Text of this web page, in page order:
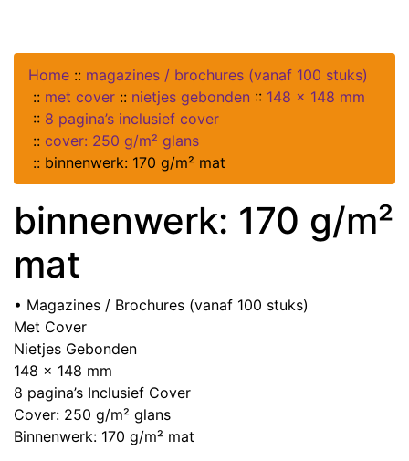
Home :: magazines / brochures (vanaf 100 stuks)
:: met cover :: nietjes gebonden :: 148 x 148 mm
:: 8 pagina’s inclusief cover
:: cover: 250 g/m² glans
:: binnenwerk: 170 g/m² mat
binnenwerk: 170 g/m²
mat
• Magazines / Brochures (vanaf 100 stuks)
Met Cover
Nietjes Gebonden
148 x 148 mm
8 pagina’s Inclusief Cover
Cover: 250 g/m² glans
Binnenwerk: 170 g/m² mat